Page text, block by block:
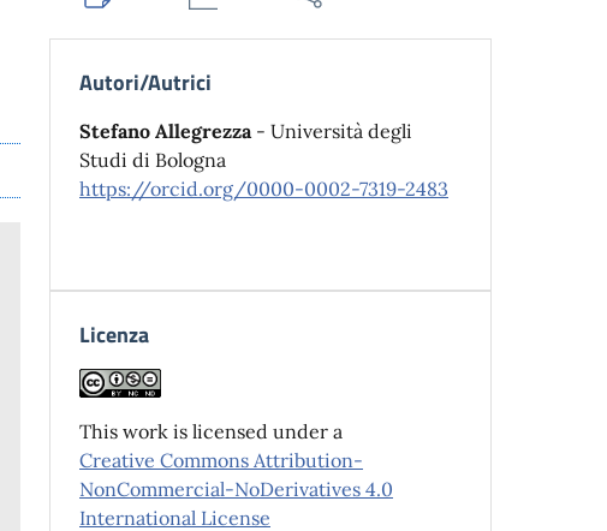
Autori/Autrici
Stefano Allegrezza - Università degli
Studi di Bologna
https://orcid.org/0000-0002-7319-2483
Licenza
This work is licensed under a
Creative Commons Attribution-
NonCommercial-NoDerivatives 4.0
International License